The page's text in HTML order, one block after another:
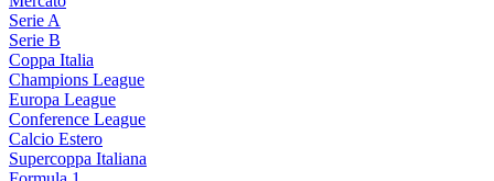
Serie A
Serie B
Coppa Italia
Champions League
Europa League
Conference League
Calcio Estero
Supercoppa Italiana